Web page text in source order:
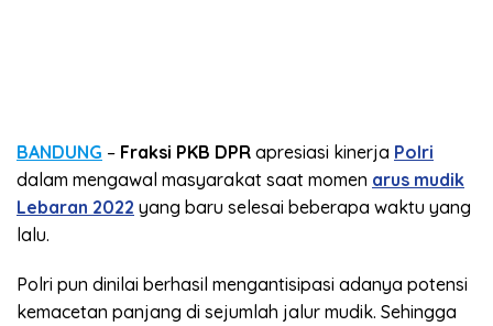
BANDUNG – Fraksi PKB DPR apresiasi kinerja Polri
dalam mengawal masyarakat saat momen arus mudik
Lebaran 2022 yang baru selesai beberapa waktu yang
lalu.
Polri pun dinilai berhasil mengantisipasi adanya potensi
kemacetan panjang di sejumlah jalur mudik. Sehingga